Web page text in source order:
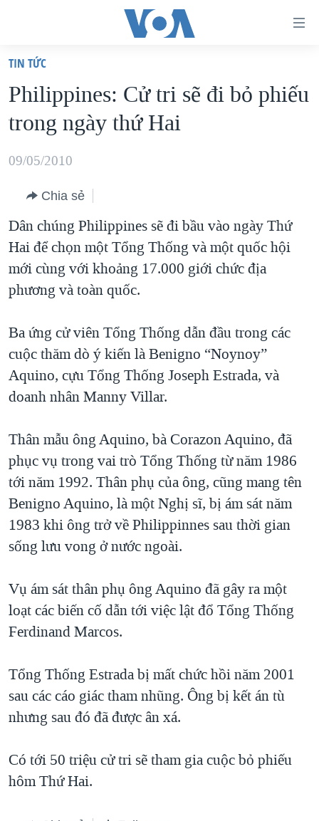
truy
cập
Tới
dung
chính
điều
hướng
chính
Đi
"Tìm"
VIỆT NAM
HOA KỲ
BIỂN ĐÔNG
BLOG
DIỄN ĐÀN
MỤC
TỰ DO BÁO CHÍ
NGƯỜI VIỆT HẢI NGOẠI
ĐỜI SỐNG
KINH TẾ
SỨC KHOẺ
VĂN HOÁ
THỂ THAO
GIÁO DỤC
CHUYÊN ĐỀ
HÀNH TRÌNH BẦU CỬ 2024
MỘT NĂM CHIẾN TRANH TẠI DẢI GAZA
GIẢI MÃ VÀNH ĐAI & CON ĐƯỜNG
TRỊNH VĨNH BÌNH - NGƯỜI HẠ 'BÊN THẮNG CUỘC'
GROUND ZERO – XƯA VÀ NAY
CHI PHÍ CHIẾN TRANH AFGHANISTAN
CÁC GIÁ TRỊ CỘNG HÒA Ở VIỆT NAM
THƯỢNG ĐỈNH TRUMP-KIM TẠI VIỆT NAM
NGƯ DÂN VIỆT VÀ LÀN SÓNG TRỘM HẢI SÂM
BÊN KIA QUỐC LỘ: TIẾNG VỌNG TỪ NÔNG THÔN MỸ
VIDEO
NGHE
MẠNG XÃ HỘI
Ngôn ngữ khác
TIN TỨC
Philippines: Cử tri sẽ đi bỏ phiếu
trong ngày thứ Hai
09/05/2010
Chia sẻ
Dân chúng Philippines sẽ đi bầu vào ngày Thứ
Hai để chọn một Tổng Thống và một quốc hội
mới cùng với khoảng 17.000 giới chức địa
phương và toàn quốc.
Ba ứng cử viên Tổng Thống dẫn đầu trong các
cuộc thăm dò ý kiến là Benigno “Noynoy”
Aquino, cựu Tổng Thống Joseph Estrada, và
doanh nhân Manny Villar.
Thân mẫu ông Aquino, bà Corazon Aquino, đã
phục vụ trong vai trò Tổng Thống từ năm 1986
tới năm 1992. Thân phụ của ông, cũng mang tên
Benigno Aquino, là một Nghị sĩ, bị ám sát năm
1983 khi ông trở về Philippinnes sau thời gian
sống lưu vong ở nước ngoài.
Vụ ám sát thân phụ ông Aquino đã gây ra một
loạt các biến cố dẫn tới việc lật đổ Tổng Thống
Ferdinand Marcos.
Tổng Thống Estrada bị mất chức hồi năm 2001
sau các cáo giác tham nhũng. Ông bị kết án tù
nhưng sau đó đã được ân xá.
Có tới 50 triệu cử tri sẽ tham gia cuộc bỏ phiếu
hôm Thứ Hai.